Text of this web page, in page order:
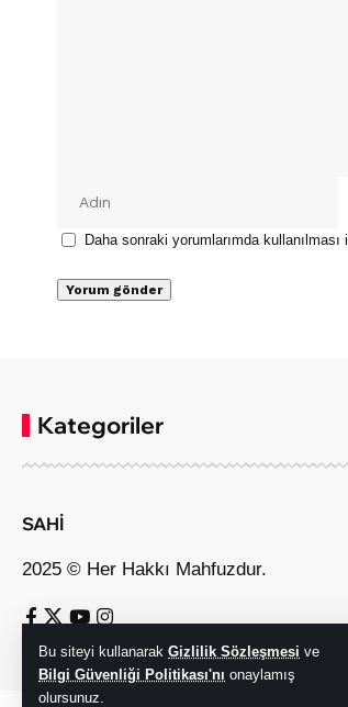
Bu siteyi kullanarak Gizlilik Sözleşmesi ve
Bilgi Güvenliği Politikası'nı onaylamış
olursunuz.
Daha sonraki yorumlarımda
Kategoriler
SAHİ
2025 © Her Hakkı Mahfuzdur.